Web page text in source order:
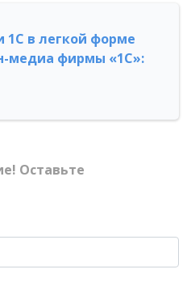
1С в легкой форме
медиа фирмы «1С»:
Оставьте